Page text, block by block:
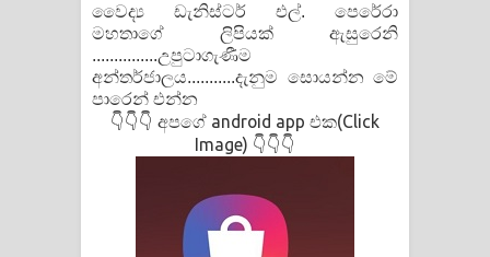
වෛද්‍ය ඩැනිස්ටර් එල්. පෙරේරා
මහතාගේ ලිපියක් ඇසුරෙනි
...............උපුටාගැණීම
අන්තර්ජාලය...........දැනුම සොයන්න මේ
පාරෙන් එන්න
👇👇👇 අපගේ android app එක(Click
Image) 👇👇👇